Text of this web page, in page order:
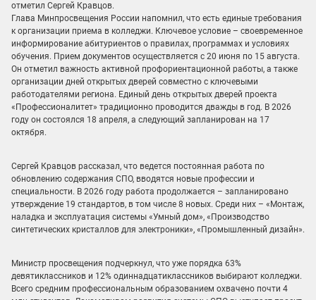
отметил Сергей Кравцов.
Глава Минпросвещения России напомнил, что есть единые требования
к организации приема в колледжи. Ключевое условие – своевременное
информирование абитуриентов о правилах, программах и условиях
обучения. Прием документов осуществляется с 20 июня по 15 августа.
Он отметил важность активной профориентационной работы, а также
организации дней открытых дверей совместно с ключевыми
работодателями региона. Единый день открытых дверей проекта
«Профессионалитет» традиционно проводится дважды в год. В 2026
году он состоялся 18 апреля, а следующий запланирован на 17
октября.
Сергей Кравцов рассказал, что ведется постоянная работа по
обновлению содержания СПО, вводятся новые профессии и
специальности. В 2026 году работа продолжается – запланировано
утверждение 19 стандартов, в том числе 8 новых. Среди них – «Монтаж,
наладка и эксплуатация системы «Умный дом», «Производство
синтетических кристаллов для электроники», «Промышленный дизайн».
Министр просвещения подчеркнул, что уже порядка 63%
девятиклассников и 12% одиннадцатиклассников выбирают колледжи.
Всего средним профессиональным образованием охвачено почти 4